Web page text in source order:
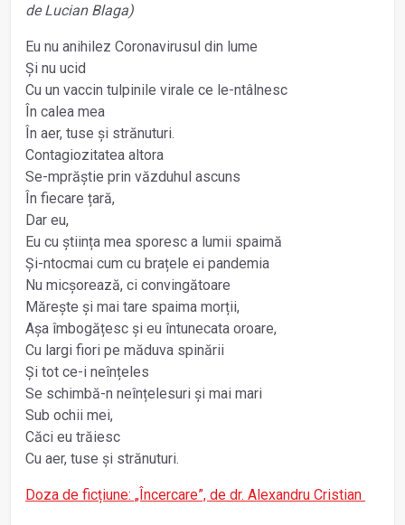
de Lucian Blaga)
Eu nu anihilez Coronavirusul din lume
Și nu ucid
Cu un vaccin tulpinile virale ce le-ntâlnesc
În calea mea
În aer, tuse și strănuturi.
Contagiozitatea altora
Se-mprăștie prin văzduhul ascuns
În fiecare țară,
Dar eu,
Eu cu știința mea sporesc a lumii spaimă
Și-ntocmai cum cu brațele ei pandemia
Nu micșorează, ci convingătoare
Mărește și mai tare spaima morții,
Așa îmbogățesc și eu întunecata oroare,
Cu largi fiori pe măduva spinării
Și tot ce-i neînțeles
Se schimbă-n neînțelesuri și mai mari
Sub ochii mei,
Căci eu trăiesc
Cu aer, tuse și strănuturi.
Doza de ficțiune: „Încercare”, de dr. Alexandru Cristian